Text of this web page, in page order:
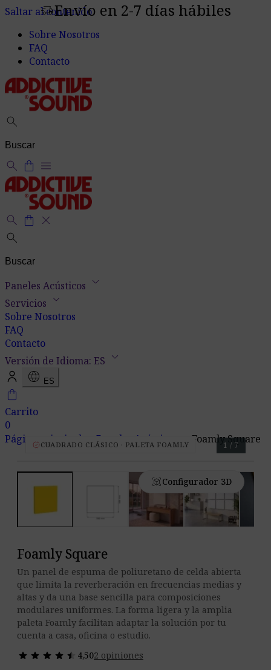
Saltar al contenido
delivery_truck_speedEnvío en 2-7 días hábiles
Sobre Nosotros
FAQ
Contacto
search
search shopping_bag menu
search shopping_bag close
search
Paneles Acústicos keyboard_arrow_down
Servicios keyboard_arrow_down
Sobre Nosotros
FAQ
Contacto
Versión de Idioma: ES keyboard_arrow_down
language ES
shopping_bag
Carrito
0
Página principal keyboard_arrow_down Paneles Acústicos keyboard_arrow_down Foamly Square
verified CUADRADO CLÁSICO · PALETA FOAMLY
view_in_arConfigurador 3D
1 / 7
Foamly Square
Un panel de espuma de poliuretano de celda abierta
que limita la reverberación en frecuencias medias y
altas y da una base sencilla para composiciones
modulares uniformes. La forma ligera y la amplia
paleta Foamly facilitan adaptar la solución por tu
cuenta a casa, oficina o estudio.
star star star star star
star star star star star 4,502 opiniones